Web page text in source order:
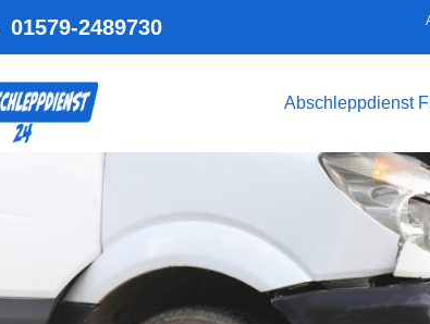
01579-2489730
Abschleppdienst